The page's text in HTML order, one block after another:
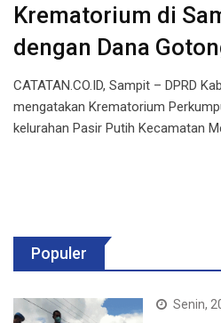
Krematorium di
dengan Dana
CATATAN.CO.ID, Sampit – DPRD
mengatakan Krematorium
kelurahan Pasir Putih Kecamatan
Populer
Senin,